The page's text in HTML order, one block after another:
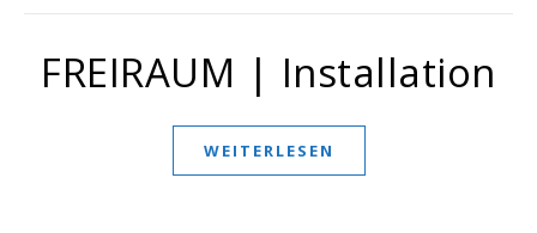
FREIRAUM | Installation
WEITERLESEN